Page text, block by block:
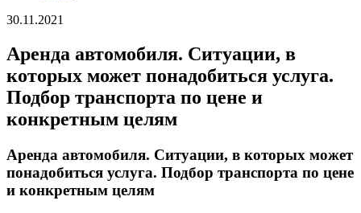
30.11.2021
Аренда автомобиля. Ситуации, в
которых может понадобиться услуга.
Подбор транспорта по цене и
конкретным целям
Аренда автомобиля. Ситуации, в которых может
понадобиться услуга. Подбор транспорта по цене
и конкретным целям